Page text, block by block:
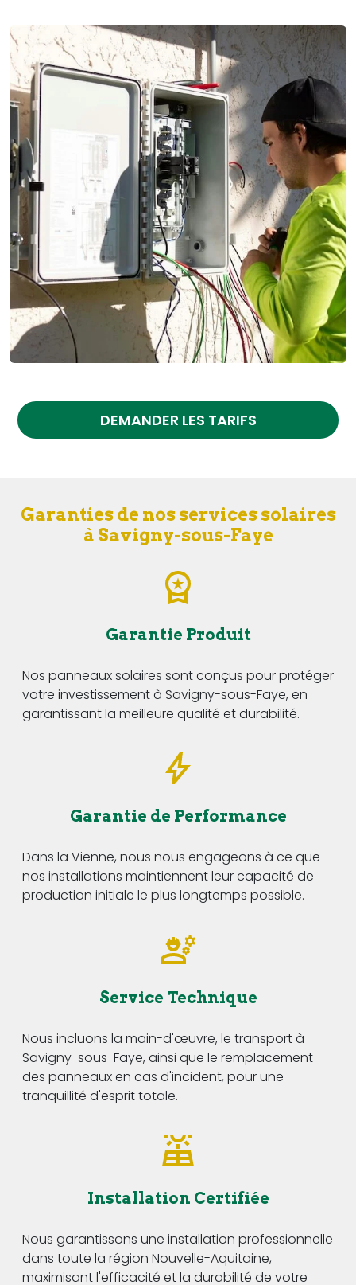
DEMANDER LES TARIFS
Garanties de nos services solaires
à Savigny-sous-Faye
Garantie Produit
Nos panneaux solaires sont conçus pour protéger
votre investissement à Savigny-sous-Faye, en
garantissant la meilleure qualité et durabilité.
Garantie de Performance
Dans la Vienne, nous nous engageons à ce que
nos installations maintiennent leur capacité de
production initiale le plus longtemps possible.
Service Technique
Nous incluons la main-d'œuvre, le transport à
Savigny-sous-Faye, ainsi que le remplacement
des panneaux en cas d'incident, pour une
tranquillité d'esprit totale.
Installation Certifiée
Nous garantissons une installation professionnelle
dans toute la région Nouvelle-Aquitaine,
maximisant l'efficacité et la durabilité de votre